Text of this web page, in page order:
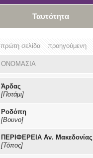
Ταυτότητα
πρώτη σελίδα προηγούμενη
ΟΝΟΜΑΣΙΑ
Άρδας
[Ποτάμι]
Ροδόπη
[Βουνο]
ΠΕΡΙΦΕΡΕΙΑ Αν.
[Τόπος]